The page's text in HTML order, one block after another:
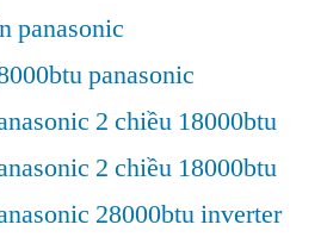
panasonic
panasonic
2 chiều 18000btu
2 chiều 18000btu
28000btu inverter